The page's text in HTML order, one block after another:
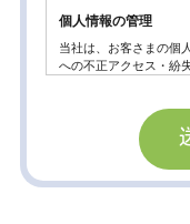
個人情報の管理
当社は、お客さまの個
への不正アクセス・紛
個人情報の利用目的
お客さまからお預かり
案内やご質問に対する